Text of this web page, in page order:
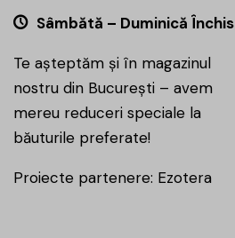
Sâmbătă – Duminică Închis
Te așteptăm și în magazinul
nostru din București – avem
mereu reduceri speciale la
băuturile preferate!
Proiecte partenere: Ezotera